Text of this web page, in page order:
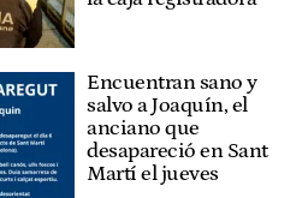
Encuentran sano y
salvo a Joaquín, el
anciano que
desapareció en Sant
Martí el jueves